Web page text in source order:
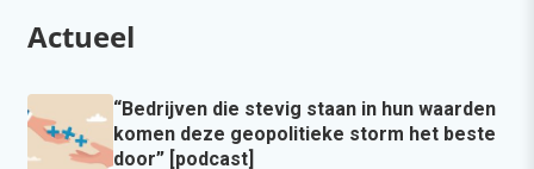
Actueel
“Bedrijven die stevig staan in hun waarden
komen deze geopolitieke storm het beste
door” [podcast]